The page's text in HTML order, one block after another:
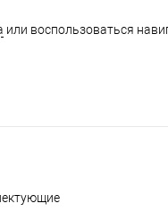
или воспользоваться